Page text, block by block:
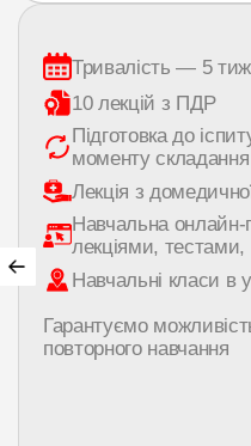
Тривалість — 5
10 лекцій з ПДР
Підготовка до
моменту складання
Лекція з
Навчальна
лекціями,
Навчальні класи в
Гарантуємо
повторного навчання